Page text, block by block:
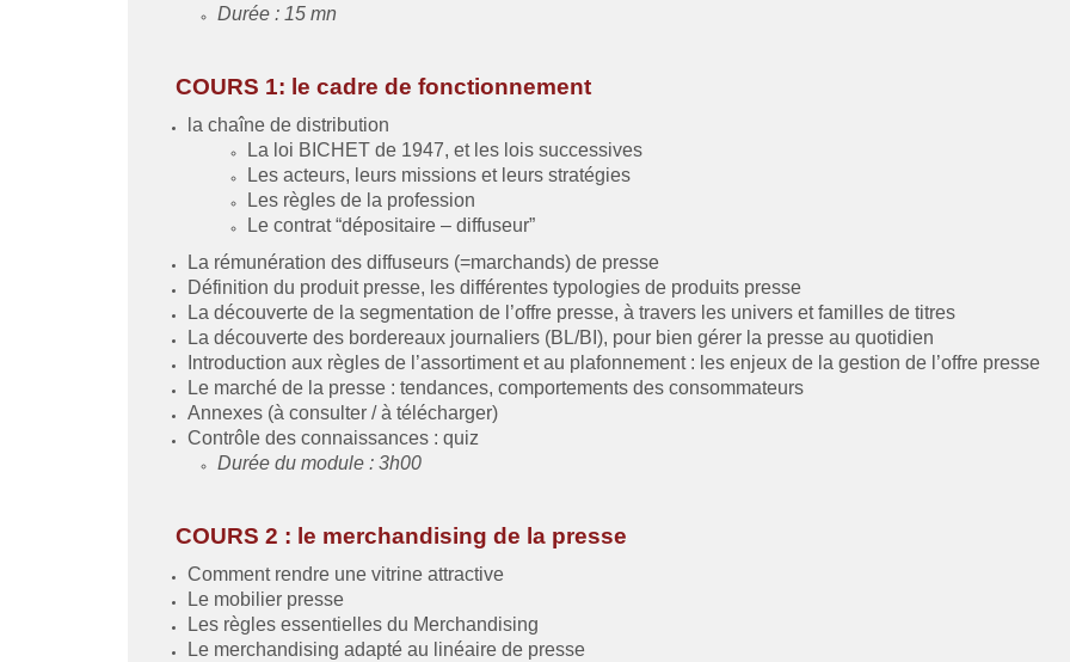
Durée : 15 mn
COURS 1: le cadre de fonctionnement
la chaîne de distribution
La loi BICHET de 1947, et les lois successives
Les acteurs, leurs missions et leurs stratégies
Les règles de la profession
Le contrat “dépositaire – diffuseur”
La rémunération des diffuseurs (=marchands) de presse
Définition du produit presse, les différentes typologies de produits presse
La découverte de la segmentation de l’offre presse, à travers les univers et familles de titres
La découverte des bordereaux journaliers (BL/BI), pour bien gérer la presse au quotidien
Introduction aux règles de l’assortiment et au plafonnement : les enjeux de la gestion de l’offre presse
Le marché de la presse : tendances, comportements des consommateurs
Annexes (à consulter / à télécharger)
Contrôle des connaissances : quiz
Durée du module : 3h00
COURS 2 : le merchandising de la presse
Comment rendre une vitrine attractive
Le mobilier presse
Les règles essentielles du Merchandising
Le merchandising adapté au linéaire de presse